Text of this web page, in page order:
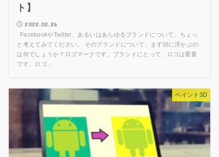
ト】
2022.02.26
FacebookやTwitter、あるいはあらゆるブランドについて、ちょっ
と考えてみてください。 そのブランドについて、まず頭に浮かぶの
は何でしょうか？ロゴマークです。ブランドにとって、ロゴは重要
です。ロゴ...
ペイント3D